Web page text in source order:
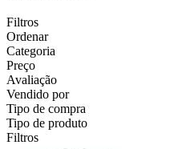
Filtros
Ordenar
Categoria
Preço
Avaliação
Vendido por
Tipo de compra
Tipo de produto
Filtros